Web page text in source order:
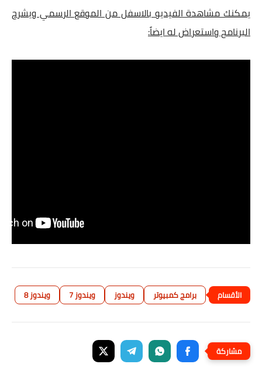
يمكنك مشاهدة الفيديو بالاسفل من الموقع الرسمي ويشرح
البرنامج واستعراض له ايضاً:
برامج كمبيوتر ويندوز ويندوز 7 ويندوز 8